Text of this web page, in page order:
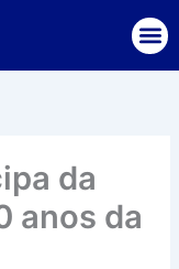
da
anos da